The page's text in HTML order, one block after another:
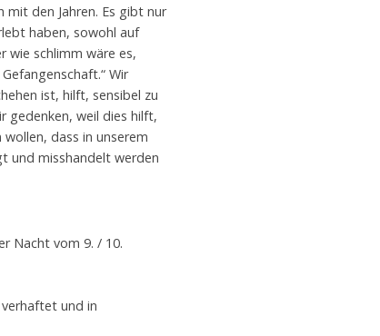
mit den Jahren. Es gibt nur
haben, sowohl auf
wie schlimm wäre es,
Wir
ist, hilft, sensibel zu
gedenken, weil dies hilft,
dass in unserem
und misshandelt werden
Nacht vom 9. / 10.
und in